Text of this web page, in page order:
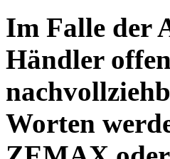
Im Falle der
Händler
Worten